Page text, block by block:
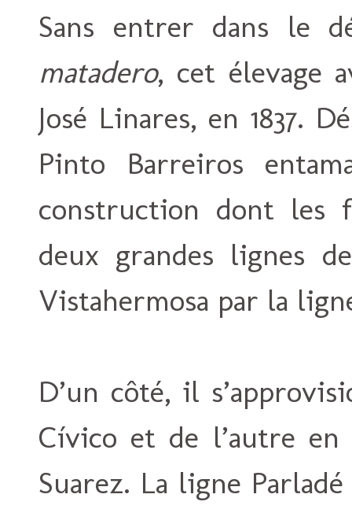
Sans entrer dans le
matadero, cet élevage
José Linares, en 1837.
Pinto Barreiros
construction dont les
deux grandes lignes
Vistahermosa par la
D’un côté, il
Cívico et de l’autre en
Suarez. La ligne